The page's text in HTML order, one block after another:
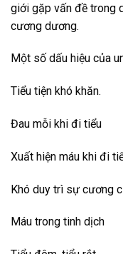
giới gặp vấn đề trong
cương dương.
Một số dấu hiệu của
Tiểu tiện khó khăn.
Đau mỗi khi đi tiểu
Xuất hiện máu khi đi
Khó duy trì sự cương
Máu trong tinh dịch